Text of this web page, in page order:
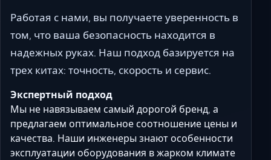
Работая с нами, вы получаете уверенность в
том, что ваша безопасность находится в
надежных руках. Наш подход базируется на
трех китах: точность, скорость и сервис.
Экспертный подход
Мы не навязываем самый дорогой бренд, а
предлагаем оптимальное соотношение цены и
качества. Наши инженеры знают особенности
эксплуатации оборудования в жарком климате